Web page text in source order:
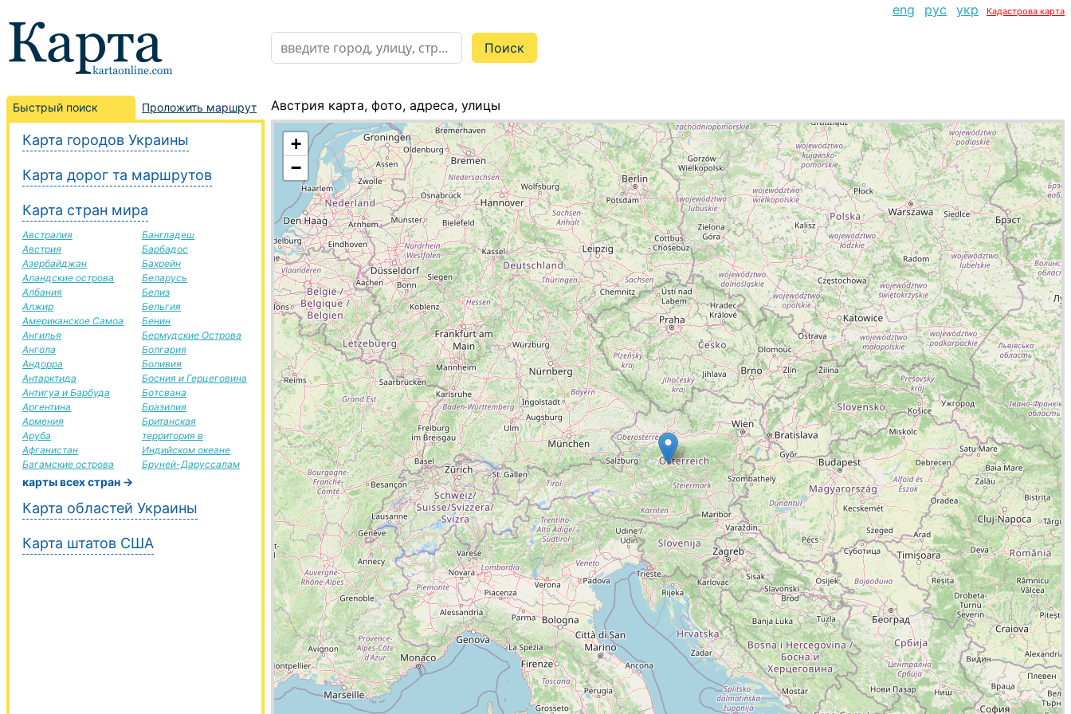
eng рус укр Кадастрова карта
Быстрый поиск Проложить маршрут
Карта городов Украины
Карта дорог та маршрутов
Карта стран мира
Австралия
Австрия
Азербайджан
Аландские острова
Албания
Алжир
Американское Самоа
Ангилья
Ангола
Андорра
Антарктида
Антигуа и Барбуда
Аргентина
Армения
Аруба
Афганистан
Багамские острова
Бангладеш
Барбадос
Бахрейн
Беларусь
Белиз
Бельгия
Бенин
Бермудские Острова
Болгария
Боливия
Босния и Герцеговина
Ботсвана
Бразилия
Британская
территория в
Индийском океане
Бруней-Даруссалам
карты всех стран →
Карта областей Украины
Карта штатов США
Австрия карта, фото, адреса, улицы
+
−